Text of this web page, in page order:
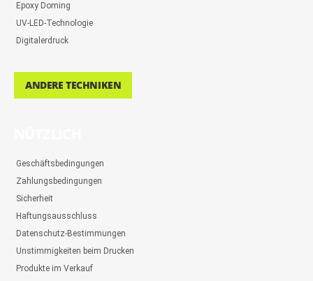
Epoxy Doming
UV-LED-Technologie
Digitalerdruck
ANDERE TECHNIKEN
Geschäftsbedingungen
Zahlungsbedingungen
Sicherheit
Haftungsausschluss
Datenschutz-Bestimmungen
Unstimmigkeiten beim Drucken
Produkte im Verkauf